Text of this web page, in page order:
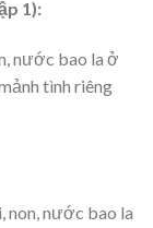
1):
nước bao la ở
tình riêng
non, nước bao la